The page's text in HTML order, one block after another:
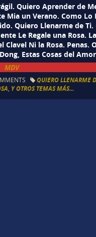
Quiero Aprender de
Mia un Verano. Como Lo
Quiero Llenarme de
Le Regale una Rosa.
Clavel Ni la Rosa. Penas.
Estas Cosas del
MDV
QUIERO LLENARME
Y OTROS TEMAS MÁS...